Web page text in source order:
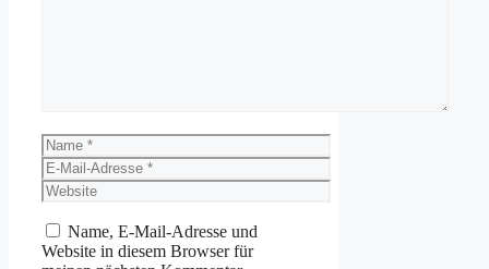
Name
E-
Mail-
Adresse
Website
Name, E-Mail-Adresse und
Website in diesem Browser für